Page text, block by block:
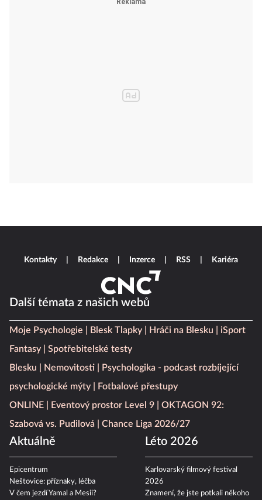
Další témata z našich webů
Moje Psychologie Blesk Tlapky Hráči na Blesku
iSport
Fantasy
Spotřebitelské testy
Blesku
Nemovitosti
Psychologika - podcast rozbíjející
psychologické mýty
Fotbalové přestupy
ONLINE
Eventový prostor Level 9
OKTAGON 92:
Szabová vs. Pudilová
Chance Liga 2026/27
Aktuálně
Epicentrum
Neštovice: příznaky, léčba
V čem jezdí Yamal a Mesii?
Léto 2026
Karlovarský filmový festival
2026
Znamení, že jste potkali někoho
Kontakty Redakce Inzerce RSS Kariéra